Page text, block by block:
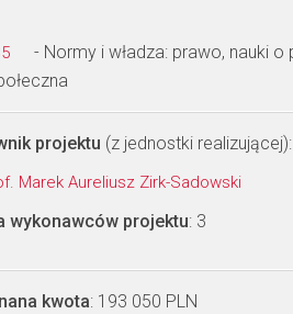
- Normy i władza: prawo, nauki
projektu (z jednostki realizującej):
Marek Aureliusz Zirk-Sadowski
wykonawców projektu: 3
kwota: 193 050 PLN